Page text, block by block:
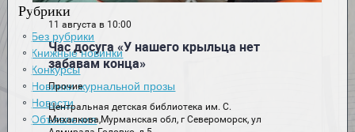
Рубрики
Без рубрики
Книжные новинки
Конкурсы
Новинки журнальной прозы
Новости
Объявления